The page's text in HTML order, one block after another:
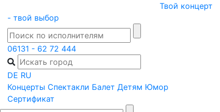
content
Твой концерт
- твой выбор
06131 - 62 72 444
DE RU
Концерты Спектакли Балет Детям Юмор
Сертификат